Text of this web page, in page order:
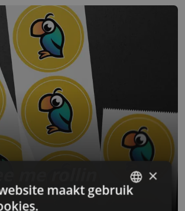
etiketten voor bedrijf
×
maakt gebruik